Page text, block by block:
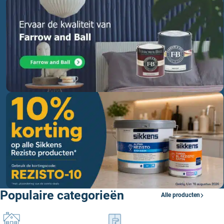
Populaire categorieën Alle producten